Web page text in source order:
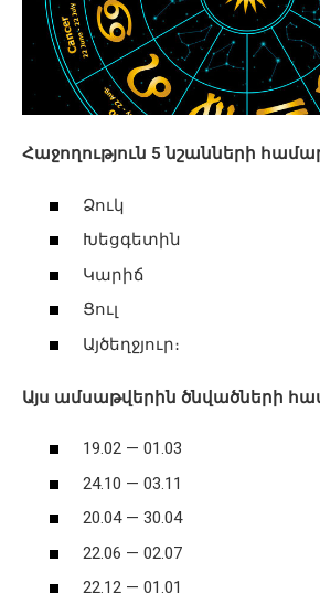
Հաջողություն 5 նշանների
Ձուկ
Խեցգետին
Կարիճ
Ցուլ
Այծեղջյուր։
Այս ամսաթվերին ծնվածների
19.02 — 01.03
24.10 — 03.11
20.04 — 30.04
22.06 — 02.07
22.12 — 01.01